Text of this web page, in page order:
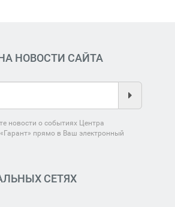
НОВОСТИ САЙТА
новости о событиях Центра
прямо в Ваш электронный
СЕТЯХ